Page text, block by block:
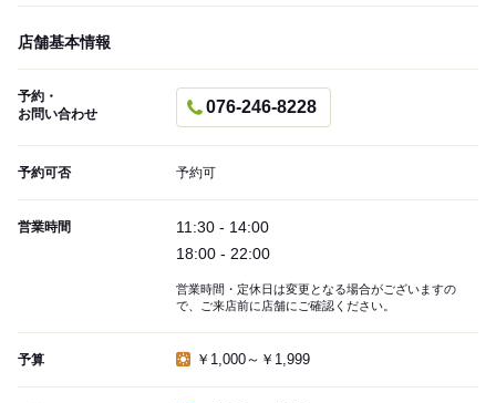
店舗基本情報
予約・
お問い合わせ
076-246-8228
予約可否 予約可
営業時間
11:30 - 14:00
18:00 - 22:00
営業時間・定休日は変更となる場合がございますの
で、ご来店前に店舗にご確認ください。
予算 ￥1,000～￥1,999